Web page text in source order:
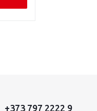
+373 797 2222 9